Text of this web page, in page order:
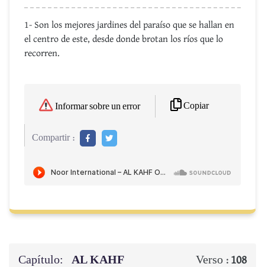
1- Son los mejores jardines del paraíso que se hallan en
el centro de este, desde donde brotan los ríos que lo
recorren.
Informar sobre un error Copiar
Compartir :
Capítulo: AL KAHF Verso : 108